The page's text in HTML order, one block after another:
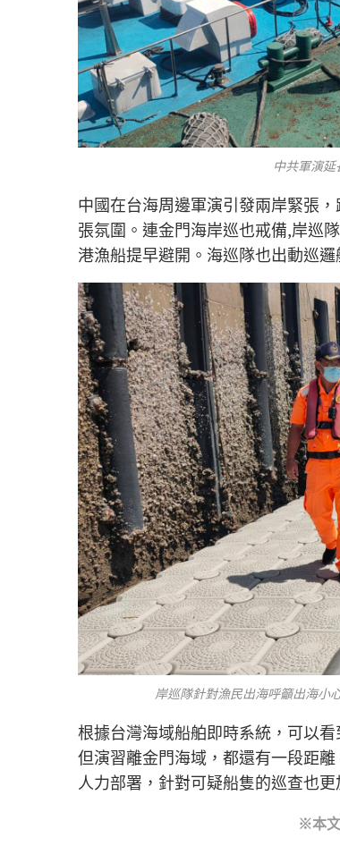
中共軍演
中國在台海周邊軍演引發兩岸緊張
張氛圍。連金門海岸巡也戒備,岸巡
港漁船提早避開。海巡隊也出動巡
岸巡隊針對漁民出海呼籲出海小
根據台灣海域船舶即時系統，可以
但演習離金門海域，都還有一段距
人力部署，針對可疑船隻的巡查也
※本